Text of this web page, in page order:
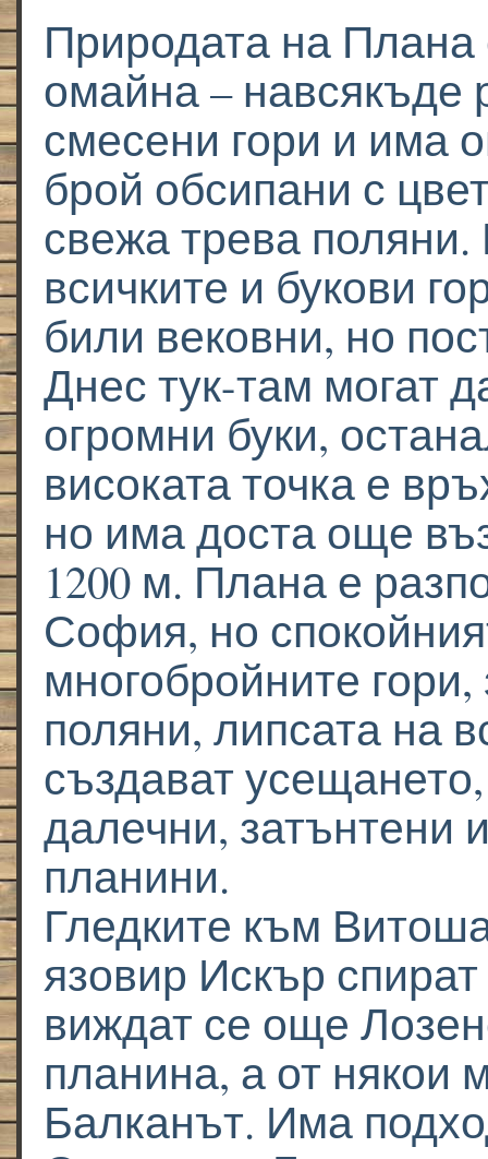
Природата на Плана
омайна – навсякъде
смесени гори и има
брой обсипани с
свежа трева поляни.
всичките и букови
били вековни, но
Днес тук-там могат
огромни буки,
високата точка е
но има доста още
1200 м. Плана е
София, но
многобройните
поляни, липсата на
създават
далечни, затънтени
планини.
Гледките към
язовир Искър
виждат се още
планина, а от някои
Балканът. Има